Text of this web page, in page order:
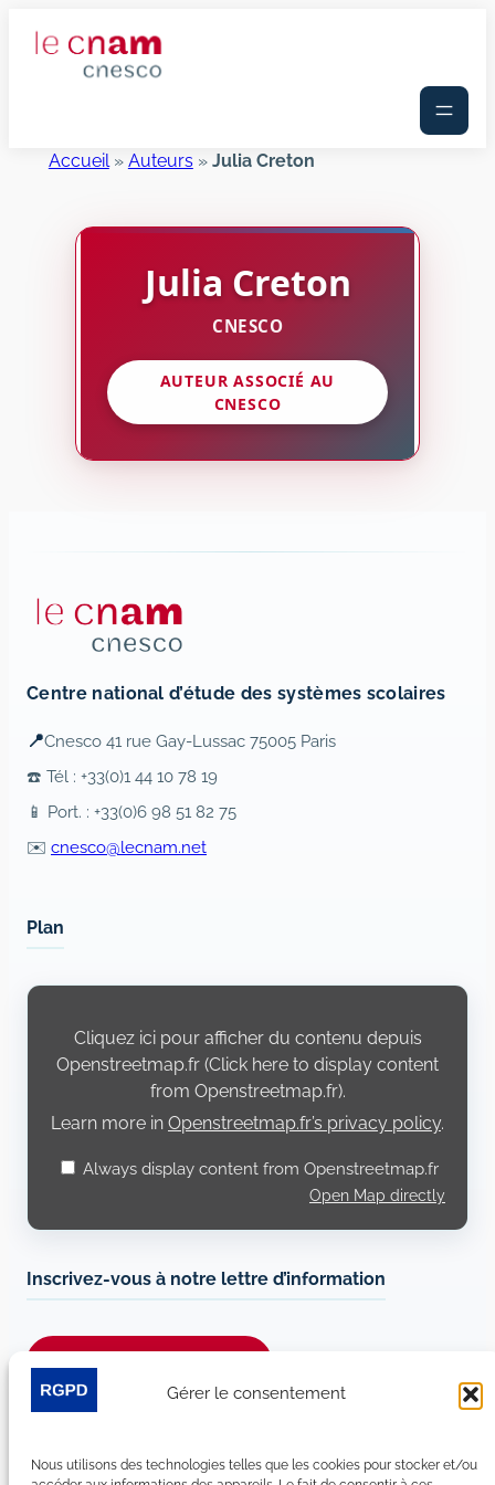
Gérer le consentement
Nous utilisons des technologies telles que les cookies pour stocker et/ou
Accueil» Auteurs» Julia Creton
Julia Creton
CNESCO
AUTEUR ASSOCIÉ AU
CNESCO
Centre national d’étude des systèmes scolaires
📍Cnesco 41 rue Gay-Lussac 75005 Paris
☎️ Tél : +33(0)1 44 10 78 19
📱 Port. : +33(0)6 98 51 82 75
✉️ cnesco@lecnam.net
Plan
Display
Openstreetmap.fr
Cliquez ici pour afficher du contenu depuis
Openstreetmap.fr (Click here to display content
from Openstreetmap.fr).
Learn more in Openstreetmap.fr’s privacy policy.
Always display content from Openstreetmap.fr
Open Map directly
Inscrivez-vous à notre lettre d’information